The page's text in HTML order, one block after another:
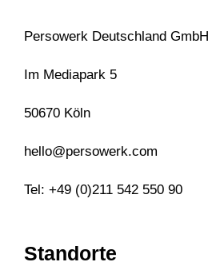
Persowerk Deutschland GmbH
Im Mediapark 5
50670 Köln
hello@persowerk.com
Tel: +49 (0)211 542 550 90
Standorte